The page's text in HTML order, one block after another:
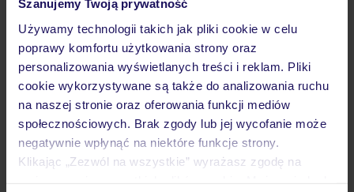
Szanujemy Twoją prywatność
Używamy technologii takich jak pliki cookie w celu
poprawy komfortu użytkowania strony oraz
personalizowania wyświetlanych treści i reklam. Pliki
cookie wykorzystywane są także do analizowania ruchu
na naszej stronie oraz oferowania funkcji mediów
społecznościowych. Brak zgody lub jej wycofanie może
negatywnie wpłynąć na niektóre funkcje strony.
Klikając „Zezwól na wszystkie” wyrażasz zgodę na
Opinie
Pokoje